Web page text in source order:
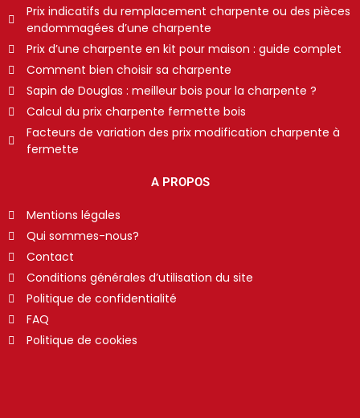
Prix indicatifs du remplacement charpente ou des pièces
endommagées d’une charpente
Prix d’une charpente en kit pour maison : guide complet
Comment bien choisir sa charpente
Sapin de Douglas : meilleur bois pour la charpente ?
Calcul du prix charpente fermette bois
Facteurs de variation des prix modification charpente à
fermette
A PROPOS
Mentions légales
Qui sommes-nous?
Contact
Conditions générales d’utilisation du site
Politique de confidentialité
FAQ
Politique de cookies